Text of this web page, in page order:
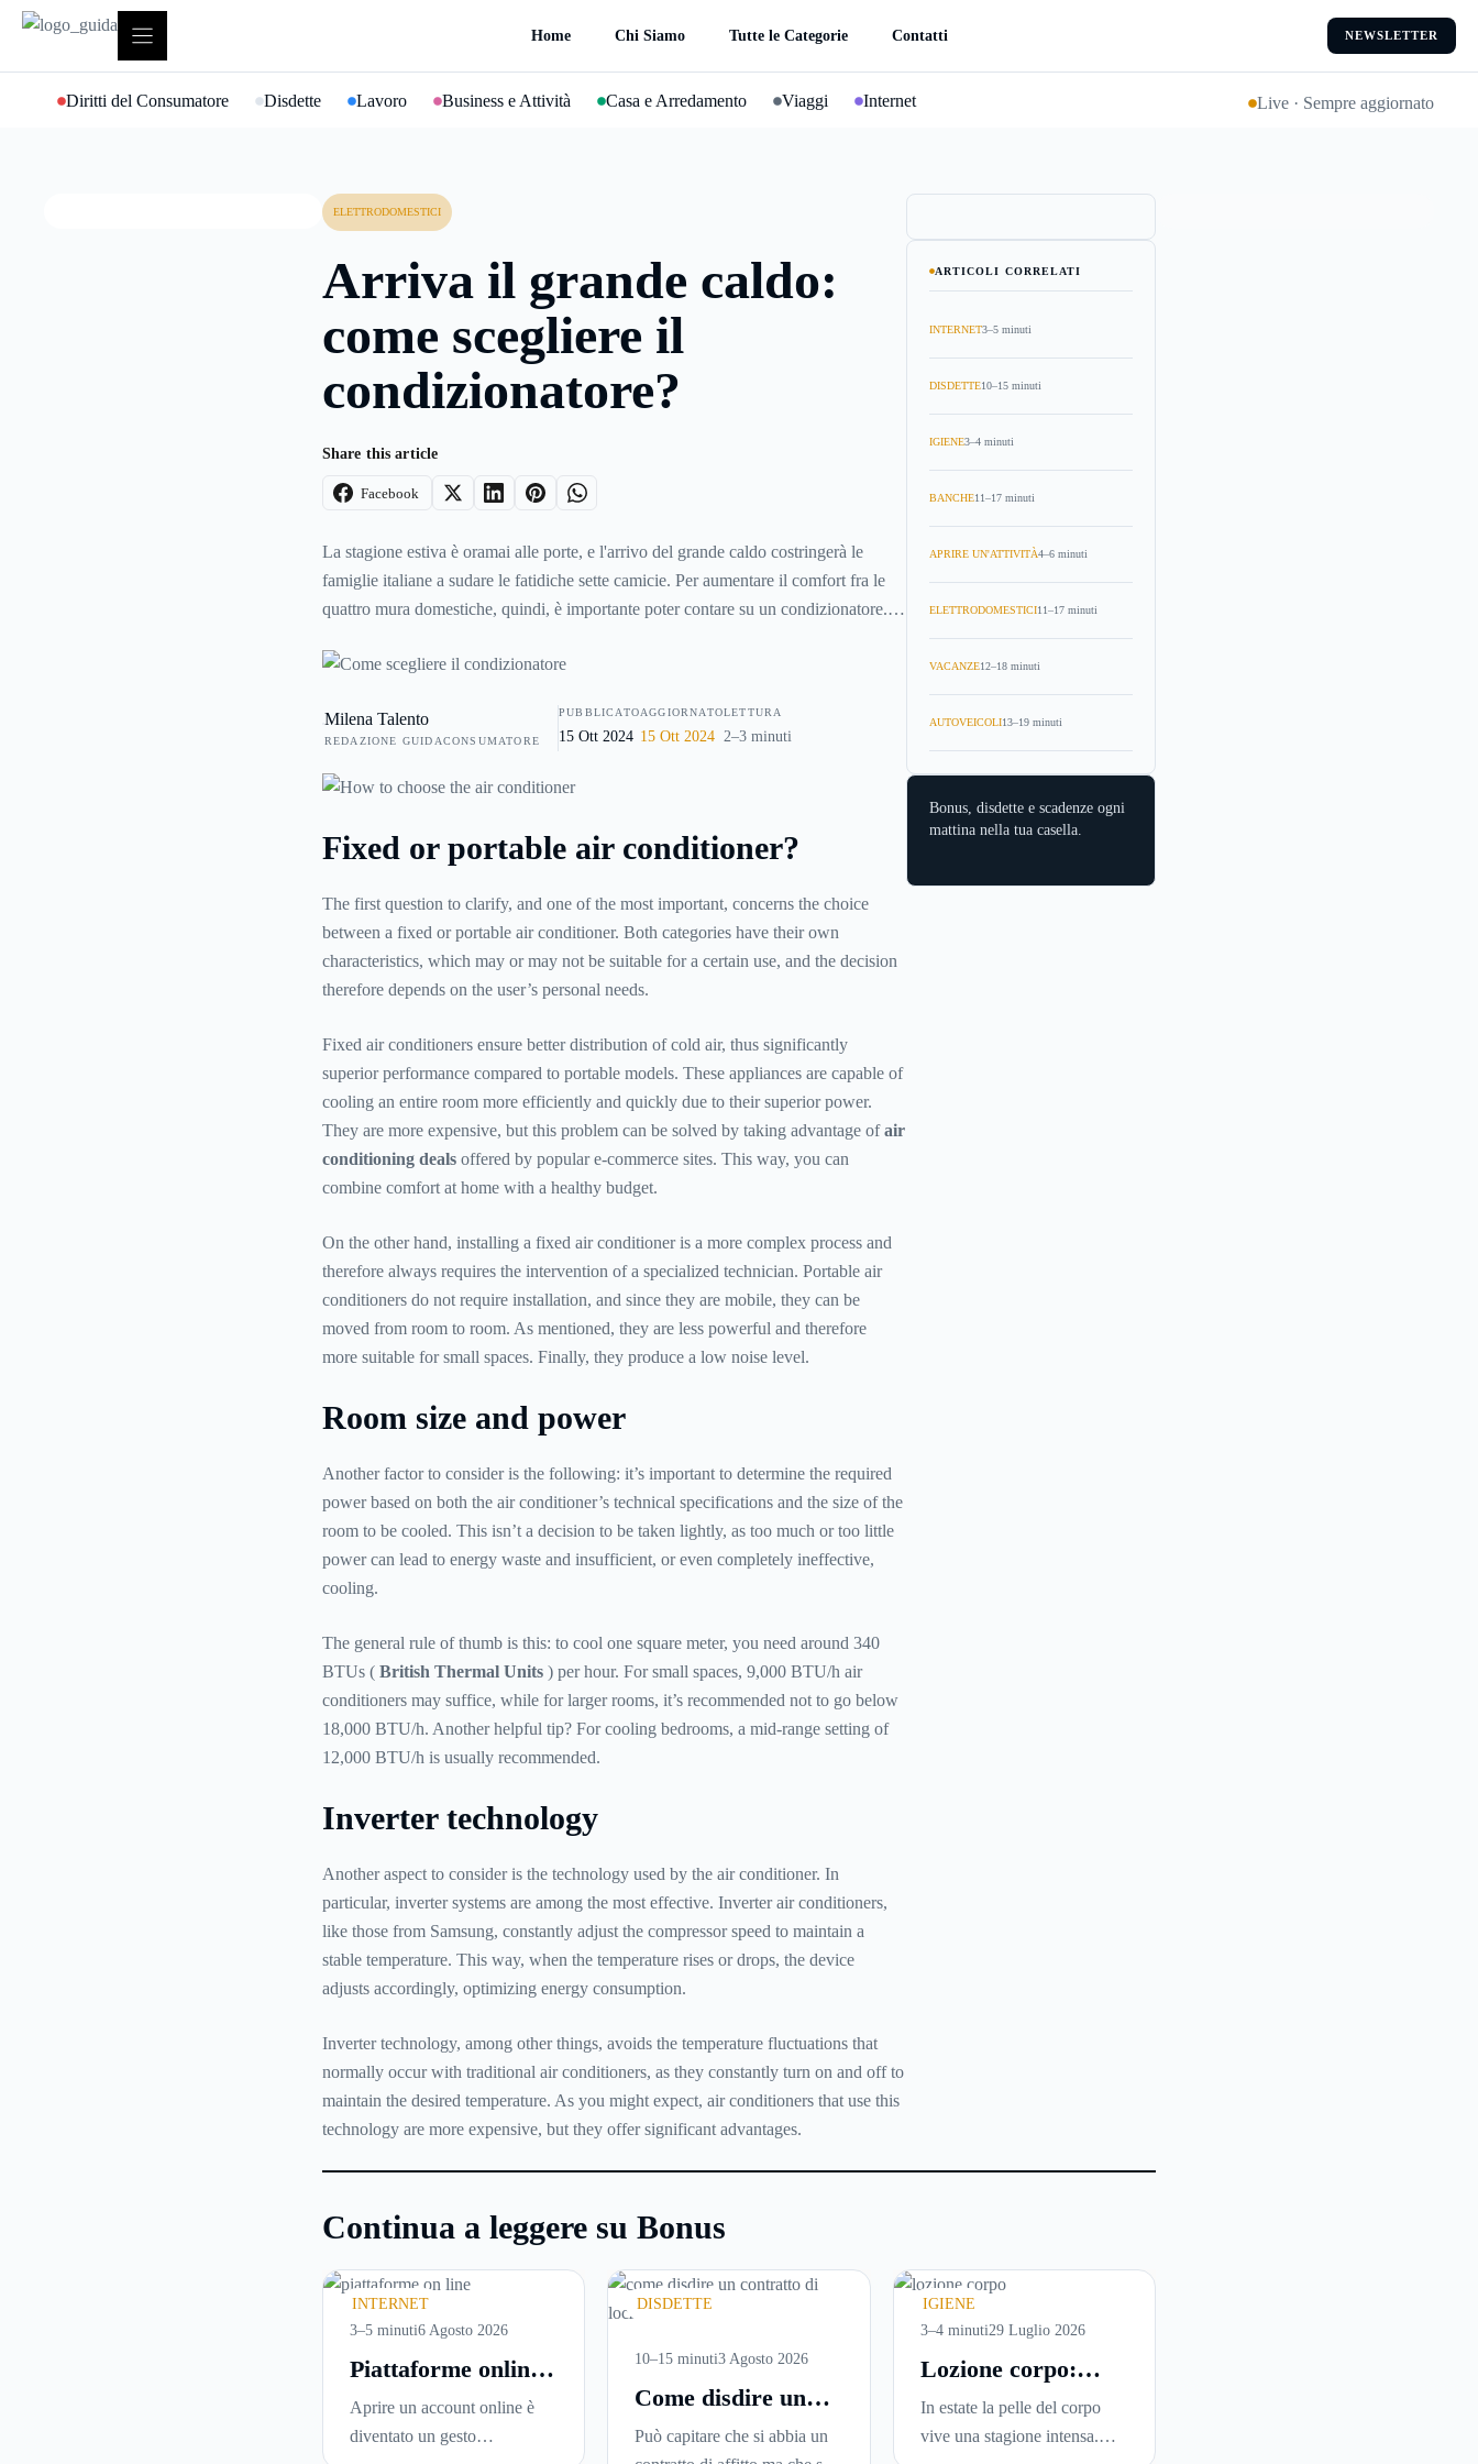
contenuto
Home Chi Siamo Tutte le Categorie Contatti NEWSLETTER
Diritti del Consumatore Disdette Lavoro Business e Attività Casa e Arredamento Viaggi Internet Live · Sempre aggiornato
ELETTRODOMESTICI
Arriva il grande caldo:
come scegliere il
condizionatore?
Share this article
Facebook
La stagione estiva è oramai alle porte, e l'arrivo del grande caldo costringerà le
famiglie italiane a sudare le fatidiche sette camicie. Per aumentare il comfort fra le
quattro mura domestiche, quindi, è importante poter contare su un condizionatore.
soggetti a rischio come gli anziani. Quali sono, dunque, i fattori da tenere a mente
Milena Talento
REDAZIONE GUIDACONSUMATORE
PUBBLICATO
15 Ott 2024
AGGIORNATO
15 Ott 2024
LETTURA
2–3 minuti
Fixed or portable air conditioner?
The first question to clarify, and one of the most important, concerns the choice
between a fixed or portable air conditioner. Both categories have their own
characteristics, which may or may not be suitable for a certain use, and the decision
therefore depends on the user’s personal needs.
Fixed air conditioners ensure better distribution of cold air, thus significantly
superior performance compared to portable models. These appliances are capable of
cooling an entire room more efficiently and quickly due to their superior power.
They are more expensive, but this problem can be solved by taking advantage ofair
conditioning dealsoffered by popular e-commerce sites. This way, you can
combine comfort at home with a healthy budget.
On the other hand, installing a fixed air conditioner is a more complex process and
therefore always requires the intervention of a specialized technician. Portable air
conditioners do not require installation, and since they are mobile, they can be
moved from room to room. As mentioned, they are less powerful and therefore
more suitable for small spaces. Finally, they produce a low noise level.
Room size and power
Another factor to consider is the following: it’s important to determine the required
power based on both the air conditioner’s technical specifications and the size of the
room to be cooled. This isn’t a decision to be taken lightly, as too much or too little
power can lead to energy waste and insufficient, or even completely ineffective,
cooling.
The general rule of thumb is this: to cool one square meter, you need around 340
BTUs ( British Thermal Units) per hour. For small spaces, 9,000 BTU/h air
conditioners may suffice, while for larger rooms, it’s recommended not to go below
18,000 BTU/h. Another helpful tip? For cooling bedrooms, a mid-range setting of
12,000 BTU/h is usually recommended.
Inverter technology
Another aspect to consider is the technology used by the air conditioner. In
particular, inverter systems are among the most effective. Inverter air conditioners,
like those from Samsung, constantly adjust the compressor speed to maintain a
stable temperature. This way, when the temperature rises or drops, the device
adjusts accordingly, optimizing energy consumption.
Inverter technology, among other things, avoids the temperature fluctuations that
normally occur with traditional air conditioners, as they constantly turn on and off to
maintain the desired temperature. As you might expect, air conditioners that use this
technology are more expensive, but they offer significant advantages.
ARTICOLI CORRELATI
INTERNET3–5 minuti
DISDETTE10–15 minuti
IGIENE3–4 minuti
BANCHE11–17 minuti
APRIRE UN'ATTIVITÀ4–6 minuti
ELETTRODOMESTICI11–17 minuti
VACANZE12–18 minuti
AUTOVEICOLI13–19 minuti
Bonus, disdette e scadenze ogni
mattina nella tua casella.
Continua a leggere su Bonus
INTERNET
3–5 minuti6 Agosto 2026
Piattaforme online:
cosa controllare
prima di iscriversi
Aprire un account online è
diventato un gesto
DISDETTE
10–15 minuti3 Agosto 2026
Come disdire un
contratto di
Può capitare che si abbia un
IGIENE
3–4 minuti29 Luglio 2026
Lozione corpo:
perché è la scelta
ideale per idratare
In estate la pelle del corpo
vive una stagione intensa.